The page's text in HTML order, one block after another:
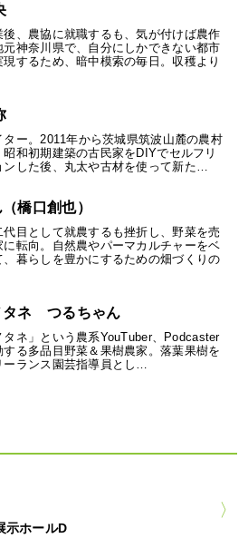
後、農協に就職するも、気が付けば農作
元神奈川県で、自分にしかできない都市
現するため、暗中模索の毎日。収穫より
ター。2011年から茨城県筑波山麓の農村
昭和初期建築の古民家をDIYでセルフリ
ンした後、丸太や古材を使って新た…
橋口創也）
代目として就農するも挫折し、野菜を売
に転向。自然農やパーマカルチャーをベ
、暮らしを豊かにするための畑づくりの
タネ つるちゃん
タネ」という農系YouTuber、Podcaster
する多品目野菜＆果樹農家。落葉果樹を
ーランス園芸指導員とし…
示ホールD